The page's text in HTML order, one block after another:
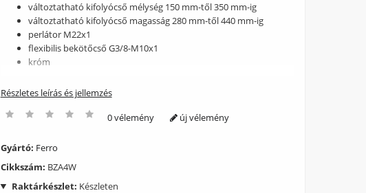
változtatható kifolyócső mélység 150 mm-től 350 mm-ig
változtatható kifolyócső magasság 280 mm-től 440 mm-ig
perlátor M22x1
flexibilis bekötőcső G3/8-M10x1
króm
Részletes leírás és jellemzés
0 vélemény új vélemény
Gyártó: Ferro
Cikkszám: BZA4W
Raktárkészlet: Készleten